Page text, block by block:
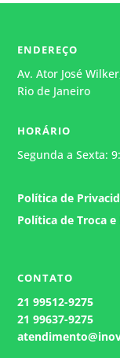
ENDEREÇO
Av. Ator José
Rio de Janeiro
HORÁRIO
Segunda a Sexta:
Política de
Política de Troca e
CONTATO
21 99512-9275
21 99637-9275